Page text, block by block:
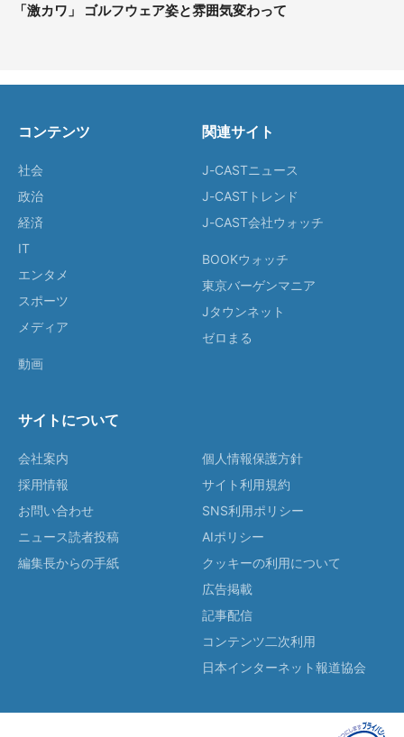
「激カワ」 ゴルフウェア姿と雰囲気変わって
コンテンツ
社会
政治
経済
IT
エンタメ
スポーツ
メディア
動画
関連サイト
J-CASTニュース
J-CASTトレンド
J-CAST会社ウォッチ
BOOKウォッチ
東京バーゲンマニア
Jタウンネット
ゼロまる
サイトについて
会社案内
採用情報
お問い合わせ
ニュース読者投稿
編集長からの手紙
個人情報保護方針
サイト利用規約
SNS利用ポリシー
AIポリシー
クッキーの利用について
広告掲載
記事配信
コンテンツ二次利用
日本インターネット報道協会